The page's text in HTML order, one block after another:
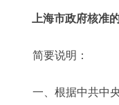
上海市政府核准
简要说明：
一、根据中共中央